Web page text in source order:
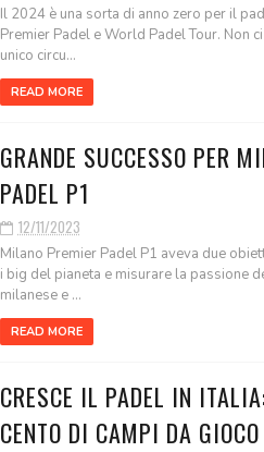
Il 2024 è una sorta di anno zero per il
Premier Padel e World Padel Tour. Non
unico circu...
READ MORE
GRANDE SUCCESSO PER
PADEL P1
12/11/2023
Milano Premier Padel P1 aveva due
i big del pianeta e misurare la passione
milanese e ...
READ MORE
CRESCE IL PADEL IN
CENTO DI CAMPI DA GIOCO